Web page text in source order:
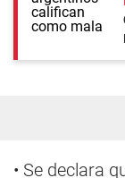
• Se declara